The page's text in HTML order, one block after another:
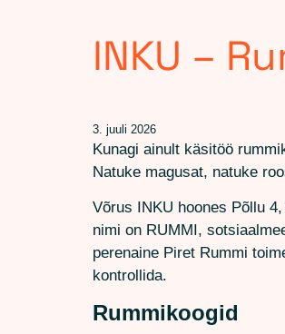
INKU –
3. juuli 2026
Kunagi ainult käsitöö
Natuke magusat, natuke
Võrus INKU hoones Põllu
nimi on RUMMI,
perenaine Piret Rummi
kontrollida.
Rummikoogid